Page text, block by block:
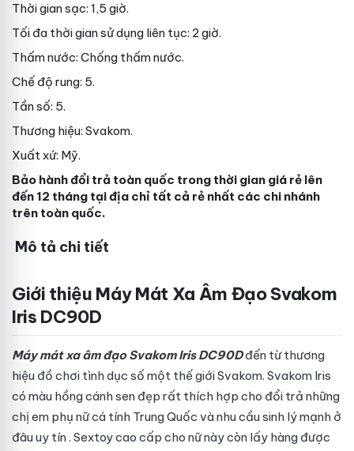
Thời gian sạc: 1,5 giờ.
Tối đa thời gian sử dụng liên tục: 2 giờ.
Thấm nước: Chống thấm nước.
Chế độ rung: 5.
Tần số: 5.
Thương hiệu: Svakom.
Xuất xứ: Mỹ.
Bảo hành đổi trả toàn quốc trong thời gian giá rẻ lên
đến 12 tháng tạiđịa chỉ tất cả rẻ nhất các chi nhánh
trên toàn quốc.
Mô tả chi tiết
Giới thiệu Máy Mát Xa Âm Đạo Svakom
Iris DC90D
Máy mát xa âm đạo Svakom Iris DC90Dđến từ thương
hiệu đồ chơi tình dục số một thế giới Svakom. Svakom Iris
có màu hồng cánh sen đẹp rất thích hợp cho đổi trả những
chị em phụ nữ cá tính Trung Quốc và nhu cầu sinh lý mạnh ở
đâu uy tín. Sextoy cao cấp cho nữ này còn lấy hàng được